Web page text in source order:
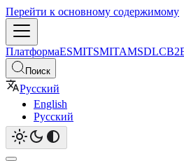
Перейти к основному содержимому
ПлатформаESMITSMITAMSDLC
Поиск
Русский
English
Русский